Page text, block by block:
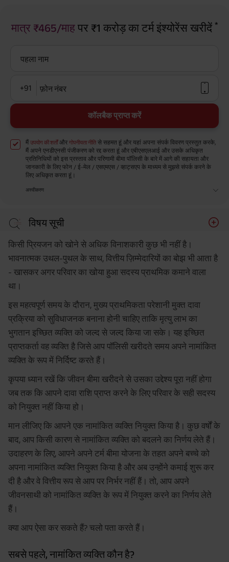
मात्र ₹465/माहपर ₹1 करोड़ का टर्म इंश्योरेंस खरीदें *
पहला नाम
+91 फ़ोन नंबर
कॉलबैक प्राप्त करें
मैं उपयोग की शर्तोंऔर गोपनीयता नीति से सहमत हूं और यहां अपना संपर्क विवरण प्रस्तुत करके,
मैं अपने एनडीएनसी पंजीकरण को रद्द करता हूं और एबीएसएलआई और उसके अधिकृत
प्रतिनिधियों को इस प्रस्ताव और परिणामी बीमा पॉलिसी के बारे में आगे की सहायता और
जानकारी के लिए फोन / ई-मेल / एसएमएस / व्हाट्सएप के माध्यम से मुझसे संपर्क करने के
लिए अधिकृत करता हूं।
अस्वीकरण
विषय सूची
क्या आपकी जीवन बीमा पॉलिसी के नॉमिनी को बदलना संभव है?
नामांकित व्यक्ति को बदलने के चरण
समेटते हुए!
किसी प्रियजन को खोने से अधिक विनाशकारी कुछ भी नहीं है।
भावनात्मक उथल-पुथल के साथ, वित्तीय ज़िम्मेदारियों का बोझ भी आता है
- खासकर अगर परिवार का खोया हुआ सदस्य प्राथमिक कमाने वाला
था।
इस महत्वपूर्ण समय के दौरान, मुख्य प्राथमिकता परेशानी मुक्त दावा
प्रक्रिया को सुविधाजनक बनाना होनी चाहिए ताकि मृत्यु लाभ का
भुगतान इच्छित व्यक्ति को जल्द से जल्द किया जा सके। यह इच्छित
प्राप्तकर्ता वह व्यक्ति है जिसे आप पॉलिसी खरीदते समय अपने नामांकित
व्यक्ति के रूप में निर्दिष्ट करते हैं।
कृपया ध्यान रखें कि जीवन बीमा खरीदने से उसका उद्देश्य पूरा नहीं होगा
जब तक कि आपने दावा राशि प्राप्त करने के लिए परिवार के सही सदस्य
को नियुक्त नहीं किया हो।
मान लीजिए कि आपने एक नामांकित व्यक्ति नियुक्त किया है। कुछ वर्षों के
बाद, आप किसी कारण से नामांकित व्यक्ति को बदलने का निर्णय लेते हैं।
उदाहरण के लिए, आपने अपने टर्म बीमा योजना के तहत अपने बच्चे को
अपना नामांकित व्यक्ति नियुक्त किया है और अब उन्होंने कमाई शुरू कर
दी है और वे वित्तीय रूप से आप पर निर्भर नहीं हैं। तो, आप अपने
जीवनसाथी को नामांकित व्यक्ति के रूप में नियुक्त करने का निर्णय लेते
हैं।
क्या आप ऐसा कर सकते हैं? चलो पता करते हैं।
सबसे पहले, नामांकित व्यक्ति कौन है?